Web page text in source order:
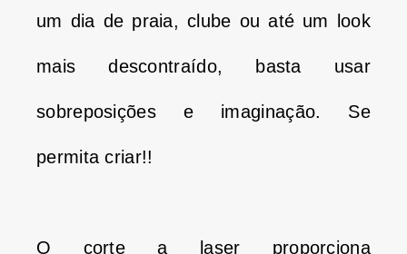
um dia de praia, clube ou até um look
mais descontraído, basta usar
sobreposições e imaginação. Se
permita criar!!
O corte a laser proporciona